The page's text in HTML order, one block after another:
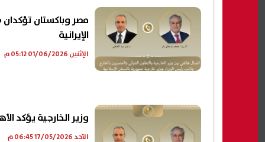
مصر وباكستان تؤكدان
الإيرانية
الإثنين 01/06/2026 05:12 م
وزير الخارجية يؤكد
الأحد 17/05/2026 06:45 م